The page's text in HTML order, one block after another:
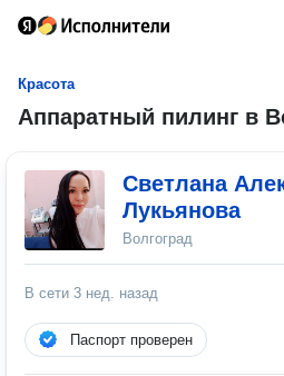
Красота
Аппаратный пилинг в
Светлана
Лукьянова
Волгоград
В сети 3 нед. назад
Паспорт проверен